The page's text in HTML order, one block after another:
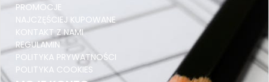
PRZEDZIAŁ DŁUGOŚCI 500-599
Pocztex Kurier M 650x400x200
PRZEKŁADKI TEKTUROWE
NAROŻNIKI TEKTUROWE
PROMOCJE
NAJCZĘŚCIEJ KUPOWANE
KONTAKT Z NAMI
REGULAMIN
POLITYKA PRYWATNOŚCI
POLITYKA COOKIES